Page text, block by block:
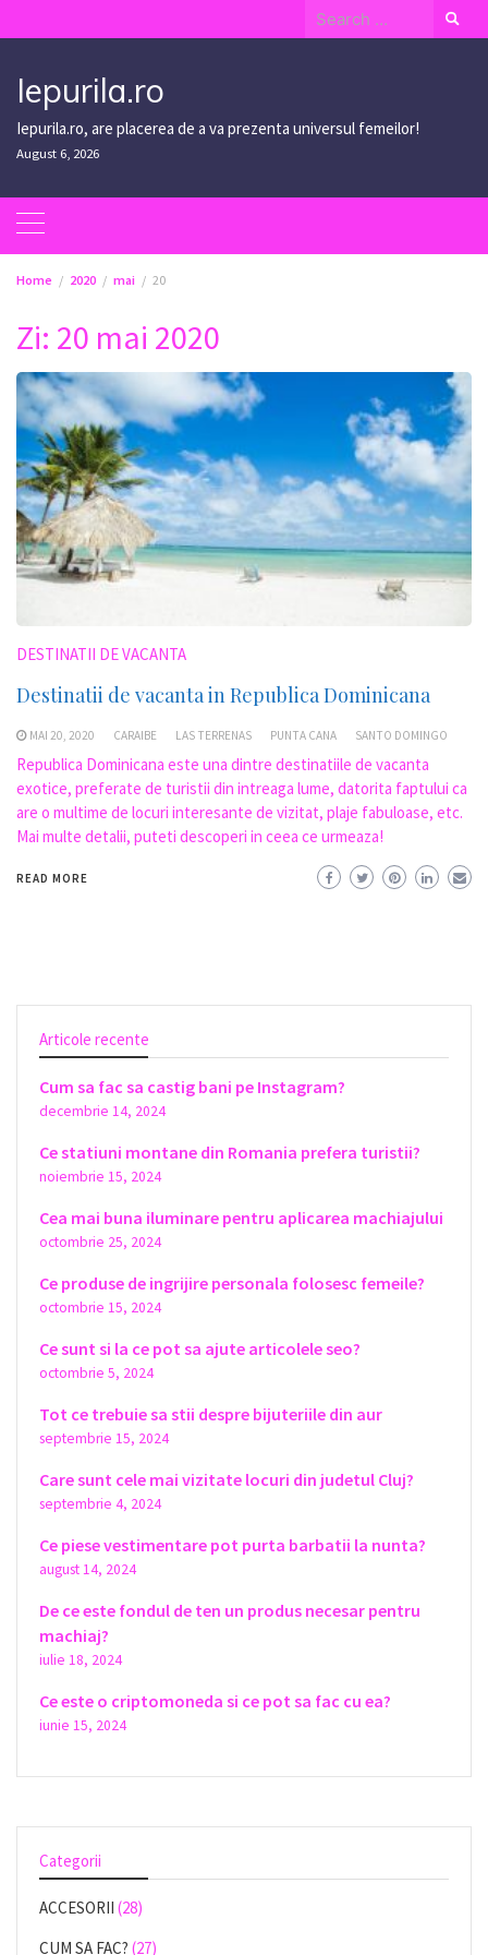
to
Search
for:
Iepurila.ro
Iepurila.ro, are placerea de a va prezenta universul femeilor!
August 6, 2026
Home 2020 mai 20
Zi: 20 mai 2020
DESTINATII DE VACANTA
Destinatii de vacanta in Republica Dominicana
MAI 20, 2020 CARAIBE LAS TERRENAS PUNTA CANA SANTO DOMINGO
Republica Dominicana este una dintre destinatiile de vacanta
exotice, preferate de turistii din intreaga lume, datorita faptului ca
are o multime de locuri interesante de vizitat, plaje fabuloase, etc.
Mai multe detalii, puteti descoperi in ceea ce urmeaza!
READ MORE
Articole recente
Cum sa fac sa castig bani pe Instagram?
decembrie 14, 2024
Ce statiuni montane din Romania prefera turistii?
noiembrie 15, 2024
Cea mai buna iluminare pentru aplicarea machiajului
octombrie 25, 2024
Ce produse de ingrijire personala folosesc femeile?
octombrie 15, 2024
Ce sunt si la ce pot sa ajute articolele seo?
octombrie 5, 2024
Tot ce trebuie sa stii despre bijuteriile din aur
septembrie 15, 2024
Care sunt cele mai vizitate locuri din judetul Cluj?
septembrie 4, 2024
Ce piese vestimentare pot purta barbatii la nunta?
august 14, 2024
De ce este fondul de ten un produs necesar pentru
machiaj?
iulie 18, 2024
Ce este o criptomoneda si ce pot sa fac cu ea?
iunie 15, 2024
Categorii
ACCESORII (28)
CUM SA FAC? (27)